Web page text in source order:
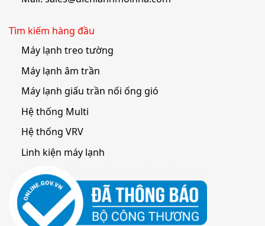
Tìm kiếm hàng đầu
Máy lạnh treo tường
Máy lạnh âm trần
Máy lạnh giấu trần nối ống gió
Hệ thống Multi
Hệ thống VRV
Linh kiện máy lạnh